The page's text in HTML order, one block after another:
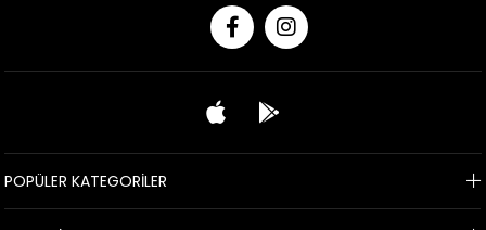
POPÜLER KATEGORİLER